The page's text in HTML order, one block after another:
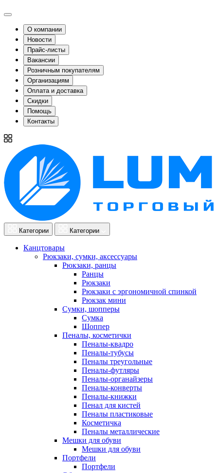
О компании
Новости
Прайс-листы
Вакансии
Розничным покупателям
Организациям
Оплата и доставка
Скидки
Помощь
Контакты
Категории Категории
Канцтовары
Рюкзаки, сумки, аксессуары
Рюкзаки, ранцы
Ранцы
Рюкзаки
Рюкзаки с эргономичной спинкой
Рюкзак мини
Сумки, шопперы
Сумка
Шоппер
Пеналы, косметички
Пеналы-квадро
Пеналы-тубусы
Пеналы треугольные
Пеналы-футляры
Пеналы-органайзеры
Пеналы-конверты
Пеналы-книжки
Пенал для кистей
Пеналы пластиковые
Косметичка
Пеналы металлические
Мешки для обуви
Мешки для обуви
Портфели
Портфели